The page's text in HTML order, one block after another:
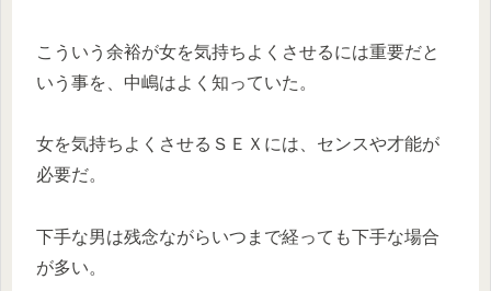
こういう余裕が女を気持ちよくさせるには重要だと
いう事を、中嶋はよく知っていた。
女を気持ちよくさせるＳＥＸには、センスや才能が
必要だ。
下手な男は残念ながらいつまで経っても下手な場合
が多い。